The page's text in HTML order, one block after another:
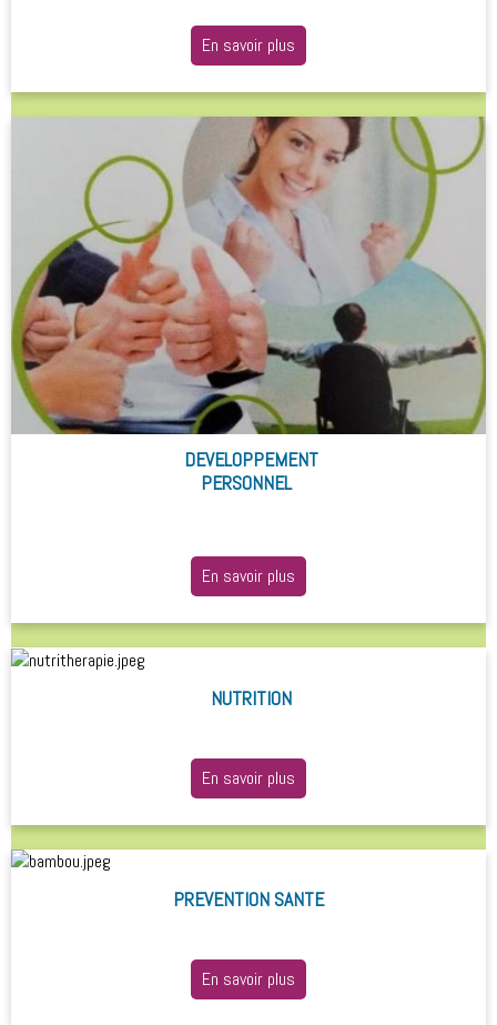
En savoir plus
DEVELOPPEMENT
PERSONNEL
En savoir plus
NUTRITION
En savoir plus
PREVENTION SANTE
En savoir plus